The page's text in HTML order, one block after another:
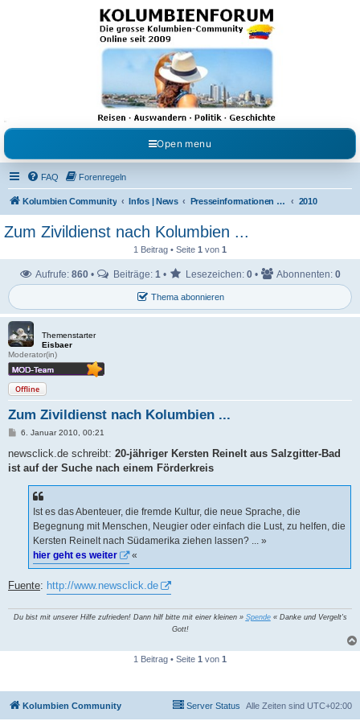
Kolumbienforum - Das
grosse Forum der
Freunde Kolumbiens
Reisen, Auswandern, Kultur, Politik, Geschichte und Visum in Kolumbien und Venezuela.
Austausch, Erfahrungen und Gemeinschaft im Kolumbienforum
Open menu
FAQ Forenregeln
Kolumbien Community Infos | News Presseinformationen & Neuigkeiten 2010
Zum Zivildienst nach Kolumbien ...
1 Beitrag • Seite 1 von 1
Thema abonnieren
Aufrufe: 860 • Beiträge: 1 • Lesezeichen: 0 • Abonnenten: 0
Themenstarter
Eisbaer
Moderator(in)
Offline
Zum Zivildienst nach Kolumbien ...
B
i
r
6. Januar 2010, 00:21
newsclick.de schreibt: 20-jähriger Kersten Reinelt aus Salzgitter-Bad
ist auf der Suche nach einem Förderkreis
Ist es das Abenteuer, die fremde Kultur, die neue Sprache, die
Begegnung mit Menschen, Neugier oder einfach die Lust, zu helfen, die
Kersten Reinelt nach Südamerika ziehen lassen? ... »
hier geht es weiter
«
Fuente: http://www.newsclick.de
Du bist mit unserer Hilfe zufrieden! Dann hilf bitte mit einer kleinen » Spende« Danke und Vergelt's
Gott!
1 Beitrag • Seite 1 von 1
Kolumbien Community Alle Zeiten sind UTC+02:00
Server Status